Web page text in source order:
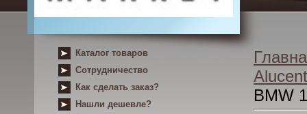
Каталог товаров
Сотрудничество
Как сделать заказ?
Нашли дешевле?
BMW